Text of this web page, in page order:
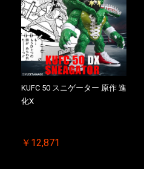
KUFC 50 スニゲーター 原作 進
化X
￥12,871